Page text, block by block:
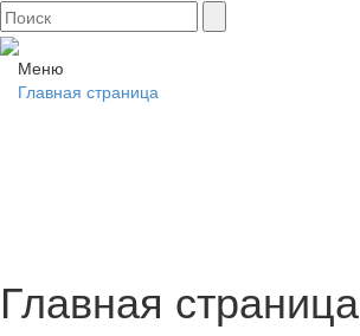
Меню
Главная страница
Главная страница